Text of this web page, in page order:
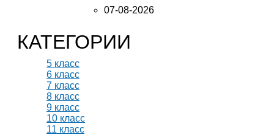
07-08-2026
КАТЕГОРИИ
5 класс
6 класс
7 класс
8 класс
9 класс
10 класс
11 класс